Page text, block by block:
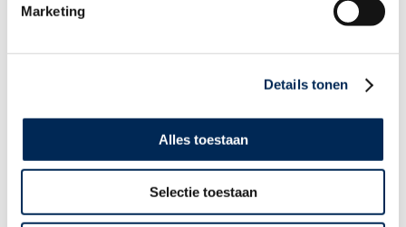
Marketing
Details tonen
Alles toestaan
Selectie toestaan
www.rijksoverheid.nl/onderwerpen/brexit/vraag-en-
antwoord/heb-ik-na-de-brexit-een-werkvergunning-nodig-om-als-
(auf Niederländisch)
british-national-do-i-need-a-work-permit-to-work-in-the-
BESCHÄFTIGEN SIE AUCH BRITISCHE ARBEITNEHMER, DIE
IN DEN NIEDERLANDEN ODER EINEM ANDEREN EU-
MITGLIEDSTAAT FÜR SIE ARBEITEN?
Situation Formalitäten beachtet werden.